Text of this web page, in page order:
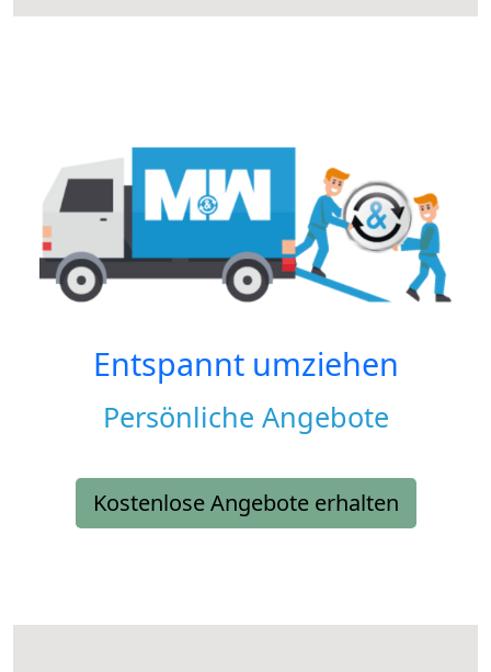
Entspannt umziehen
Persönliche Angebote
Kostenlose Angebote erhalten